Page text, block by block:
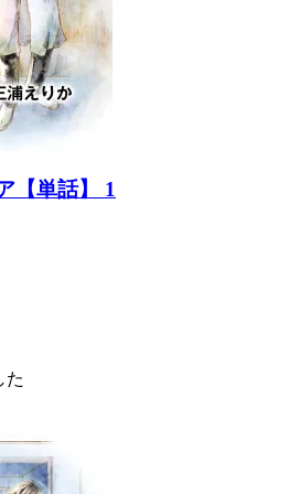
【単話】 1
た